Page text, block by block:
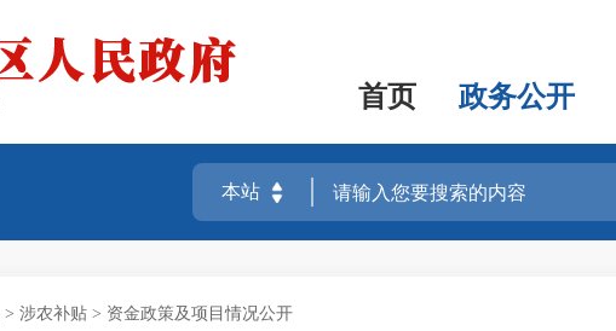
首页 政务公开
> 涉农补贴 > 资金政策及项目情况公开